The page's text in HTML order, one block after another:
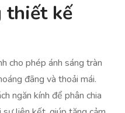
thiết kế
cho phép ánh sáng tràn
đãng và thoải mái.
ngăn kính để phân chia